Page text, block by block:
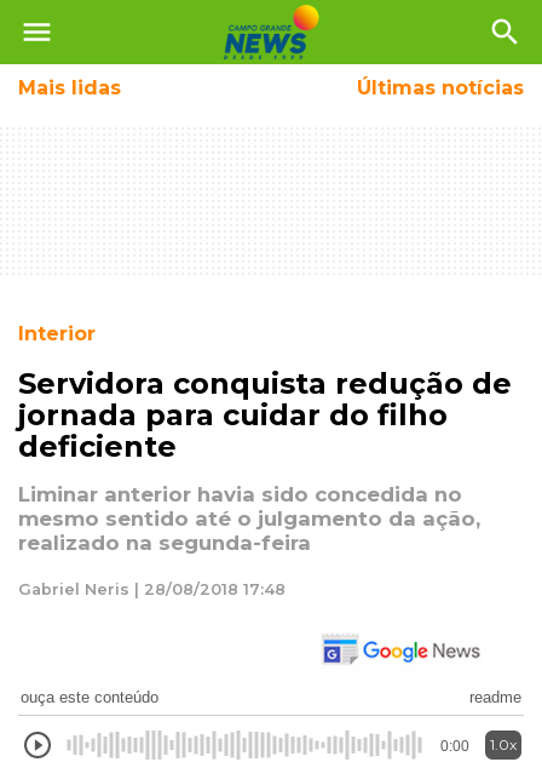
menu search
Mais lidas Últimas notícias
Interior
Servidora conquista redução de
jornada para cuidar do filho
deficiente
Liminar anterior havia sido concedida no
mesmo sentido até o julgamento da ação,
realizado na segunda-feira
Gabriel Neris | 28/08/2018 17:48
ouça este conteúdo readme
0:00 1.0x